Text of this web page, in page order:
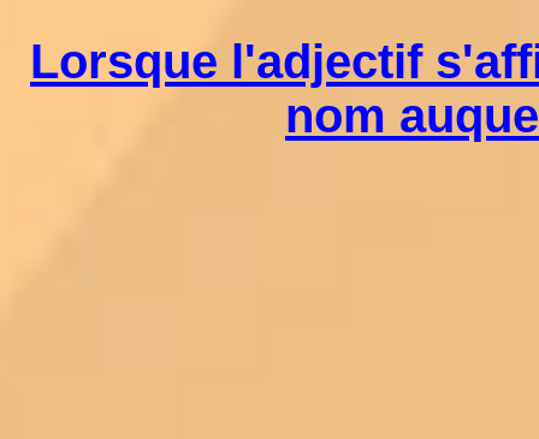
Lorsque l'adjectif
nom